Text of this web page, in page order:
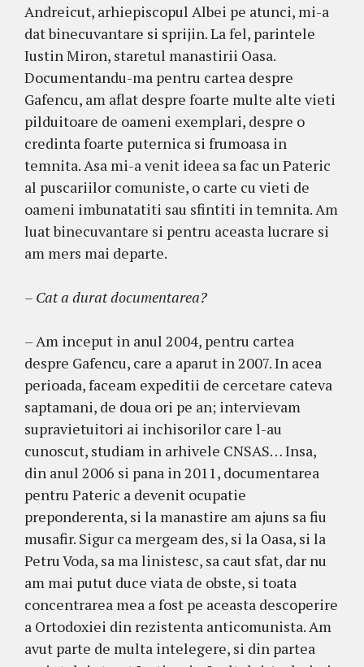
Andreicut, arhiepiscopul Albei pe atunci, mi-a
dat binecuvantare si sprijin. La fel, parintele
Iustin Miron, staretul manastirii Oasa.
Documentandu-ma pentru cartea despre
Gafencu, am aflat despre foarte multe alte vieti
pilduitoare de oameni exemplari, despre o
credinta foarte puternica si frumoasa in
temnita. Asa mi-a venit ideea sa fac un Pateric
al puscariilor comuniste, o carte cu vieti de
oameni imbunatatiti sau sfintiti in temnita. Am
luat binecuvantare si pentru aceasta lucrare si
am mers mai departe.
– Cat a durat documentarea?
– Am inceput in anul 2004, pentru cartea
despre Gafencu, care a aparut in 2007. In acea
perioada, faceam expeditii de cercetare cateva
saptamani, de doua ori pe an; intervievam
supravietuitori ai inchisorilor care l-au
cunoscut, studiam in arhivele CNSAS… Insa,
din anul 2006 si pana in 2011, documentarea
pentru Pateric a devenit ocupatie
preponderenta, si la manastire am ajuns sa fiu
musafir. Sigur ca mergeam des, si la Oasa, si la
Petru Voda, sa ma linistesc, sa caut sfat, dar nu
am mai putut duce viata de obste, si toata
concentrarea mea a fost pe aceasta descoperire
a Ortodoxiei din rezistenta anticomunista. Am
avut parte de multa intelegere, si din partea